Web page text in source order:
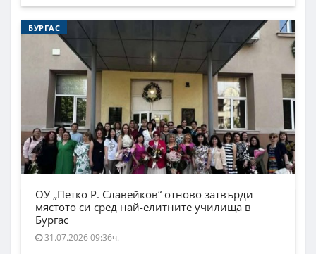
БУРГАС
ОУ „Петко Р. Славейков“ отново затвърди
мястото си сред най-елитните училища в
Бургас
31.07.2026 09:36ч.